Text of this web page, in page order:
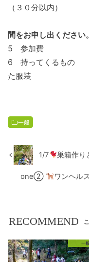
（３０分以内）
※A B の
間をお申し出ください。
5 参加
6 持ってくるもの
た服装
一般
1/7 巣箱作り
one② ワンヘル
RECOMMEND
一